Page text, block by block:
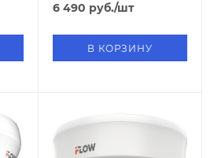
6 490 руб./шт
В КОРЗИНУ